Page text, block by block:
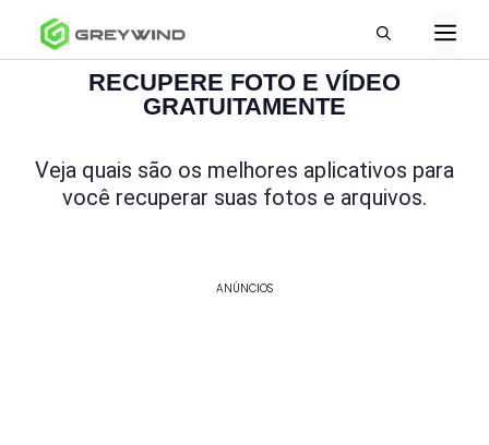
RECUPERE FOTO E VÍDEO
GRATUITAMENTE
Veja quais são os melhores aplicativos para
você recuperar suas fotos e arquivos.
ANÚNCIOS